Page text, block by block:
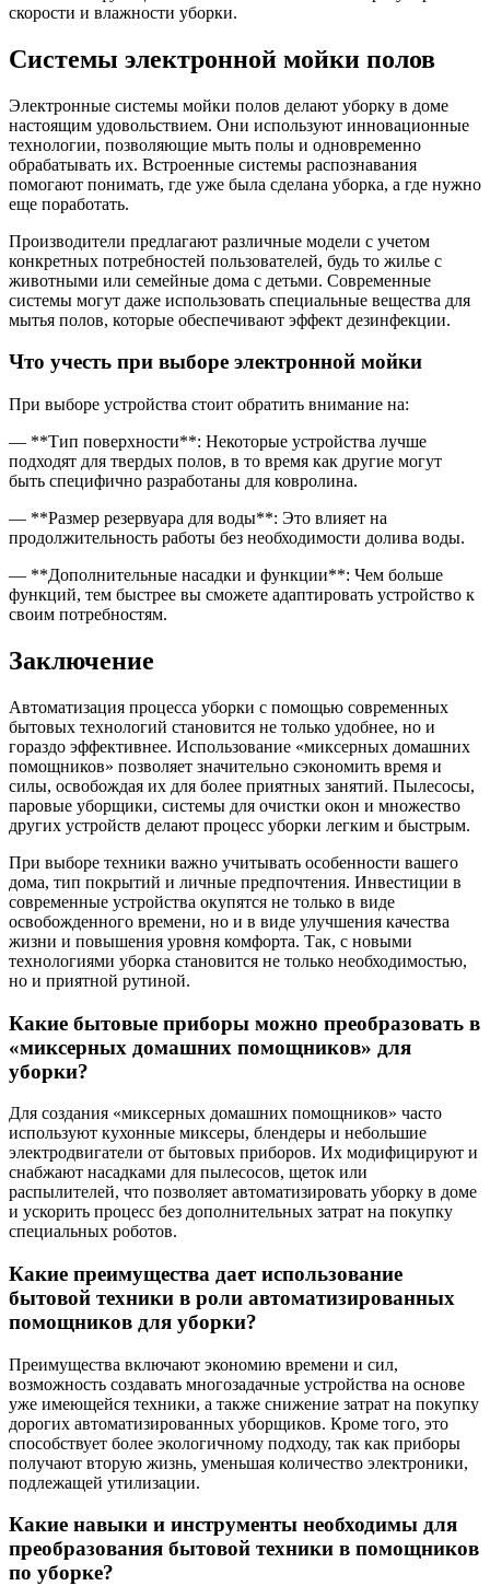
скорости и влажности уборки.
Системы электронной мойки полов
Электронные системы мойки полов делают уборку в доме
настоящим удовольствием. Они используют инновационные
технологии, позволяющие мыть полы и одновременно
обрабатывать их. Встроенные системы распознавания
помогают понимать, где уже была сделана уборка, а где нужно
еще поработать.
Производители предлагают различные модели с учетом
конкретных потребностей пользователей, будь то жилье с
животными или семейные дома с детьми. Современные
системы могут даже использовать специальные вещества для
мытья полов, которые обеспечивают эффект дезинфекции.
Что учесть при выборе электронной мойки
При выборе устройства стоит обратить внимание на:
— **Тип поверхности**: Некоторые устройства лучше
подходят для твердых полов, в то время как другие могут
быть специфично разработаны для ковролина.
— **Размер резервуара для воды**: Это влияет на
продолжительность работы без необходимости долива воды.
— **Дополнительные насадки и функции**: Чем больше
функций, тем быстрее вы сможете адаптировать устройство к
своим потребностям.
Заключение
Автоматизация процесса уборки с помощью современных
бытовых технологий становится не только удобнее, но и
гораздо эффективнее. Использование «миксерных домашних
помощников» позволяет значительно сэкономить время и
силы, освобождая их для более приятных занятий. Пылесосы,
паровые уборщики, системы для очистки окон и множество
других устройств делают процесс уборки легким и быстрым.
При выборе техники важно учитывать особенности вашего
дома, тип покрытий и личные предпочтения. Инвестиции в
современные устройства окупятся не только в виде
освобожденного времени, но и в виде улучшения качества
жизни и повышения уровня комфорта. Так, с новыми
технологиями уборка становится не только необходимостью,
но и приятной рутиной.
Какие бытовые приборы можно преобразовать в
«миксерных домашних помощников» для
уборки?
Для создания «миксерных домашних помощников» часто
используют кухонные миксеры, блендеры и небольшие
электродвигатели от бытовых приборов. Их модифицируют и
снабжают насадками для пылесосов, щеток или
распылителей, что позволяет автоматизировать уборку в доме
и ускорить процесс без дополнительных затрат на покупку
специальных роботов.
Какие преимущества дает использование
бытовой техники в роли автоматизированных
помощников для уборки?
Преимущества включают экономию времени и сил,
возможность создавать многозадачные устройства на основе
уже имеющейся техники, а также снижение затрат на покупку
дорогих автоматизированных уборщиков. Кроме того, это
способствует более экологичному подходу, так как приборы
получают вторую жизнь, уменьшая количество электроники,
подлежащей утилизации.
Какие навыки и инструменты необходимы для
преобразования бытовой техники в помощников
по уборке?